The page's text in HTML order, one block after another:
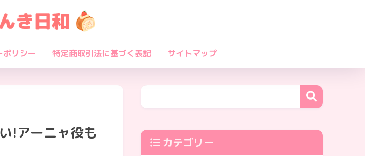
ポリシー 特定商取引法に基づく表記 サイトマップ
!アーニャ役も
カテゴリー